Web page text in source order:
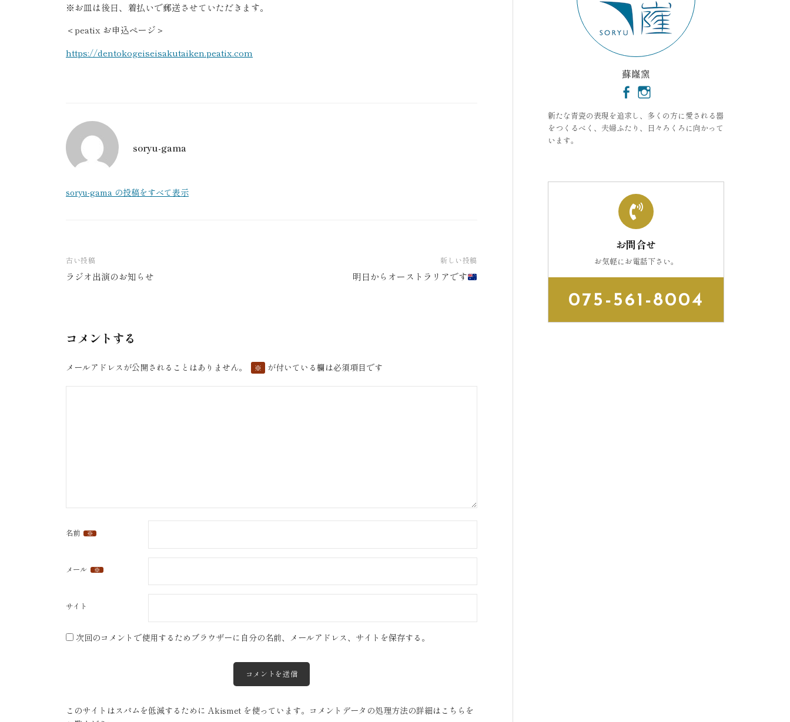
※お皿は後日、着払いで郵送させていただきます。
＜peatix お申込ページ＞
https://dentokogeiseisakutaiken.peatix.com
soryu-gama
soryu-gama の投稿をすべて表示
投
ゲ
シ
ョ
古い投稿
ラジオ出演のお知らせ
新しい投稿
明日からオーストラリアです
コメントする
メールアドレスが公開されることはありません。 ※ が付いている欄は必須項目です
名前 ※
メール ※
サイト
次回のコメントで使用するためブラウザーに自分の名前、メールアドレス、サイトを保存する。
このサイトはスパムを低減するために Akismet を使っています。 コメントデータの処理方法の詳細はこちらを
蘇嶐窯
新たな青瓷の表現を追求し、多くの方に愛される器
をつくるべく、夫婦ふたり、日々ろくろに向かって
います。
お問合せ
お気軽にお電話下さい。
075-561-8004